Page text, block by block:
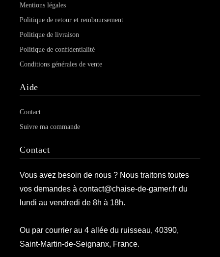
Mentions légales
Politique de retour et remboursement
Politique de livraison
Politique de confidentialité
Conditions générales de vente
Aide
Contact
Suivre ma commande
Contact
Vous avez besoin de nous ? Nous traitons toutes
vos demandes à contact@chaise-de-gamer.fr du
lundi au vendredi de 8h à 18h.
Ou par courrier au 4 allée du ruisseau, 40390,
Saint-Martin-de-Seignanx, France.